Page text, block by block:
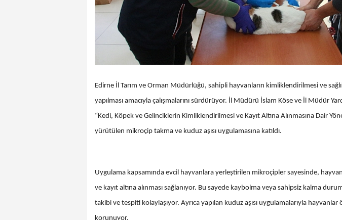
Edirne İl Tarım ve Orman Müdürlüğü, sahipli hayvanların kimliklendirilmesi ve
yapılması amacıyla çalışmalarını sürdürüyor. İl Müdürü İslam Köse ve İl Müdür
“Kedi, Köpek ve Gelinciklerin Kimliklendirilmesi ve Kayıt Altına Alınmasına Dair
yürütülen mikroçip takma ve kuduz aşısı uygulamasına katıldı.
Uygulama kapsamında evcil hayvanlara yerleştirilen mikroçipler sayesinde,
ve kayıt altına alınması sağlanıyor. Bu sayede kaybolma veya sahipsiz kalma
takibi ve tespiti kolaylaşıyor. Ayrıca yapılan kuduz aşısı uygulamalarıyla hayvanlar
korunuyor.